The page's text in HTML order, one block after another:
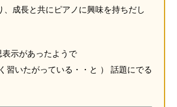
成長と共にピアノに興味を持ちだし
示があったようで
習いたがっている・・と ） 話題にでる